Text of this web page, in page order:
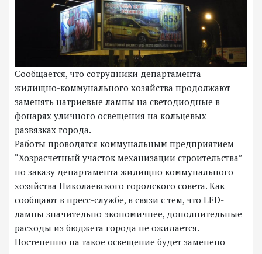
Сообщается, что сотрудники департамента
жилищно-коммунального хозяйства продолжают
заменять натриевые лампы на светодиодные в
фонарях уличного освещения на кольцевых
развязках города.
Работы проводятся коммунальным предприятием
“Хозрасчетный участок механизации строительства”
по заказу департамента жилищно коммунального
хозяйства Николаевского городского совета. Как
сообщают в пресс-службе, в связи с тем, что LED-
лампы значительно экономичнее, дополнительные
расходы из бюджета города не ожидается.
Постепенно на такое освещение будет заменено